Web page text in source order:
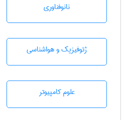
نانوفناوری
ژئوفيزيك و هواشناسی
علوم کامپیوتر